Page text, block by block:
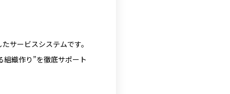
サービスシステムです。
織作り”を徹底サポート